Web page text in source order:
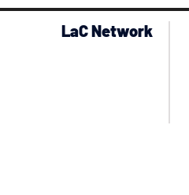
LaC Network